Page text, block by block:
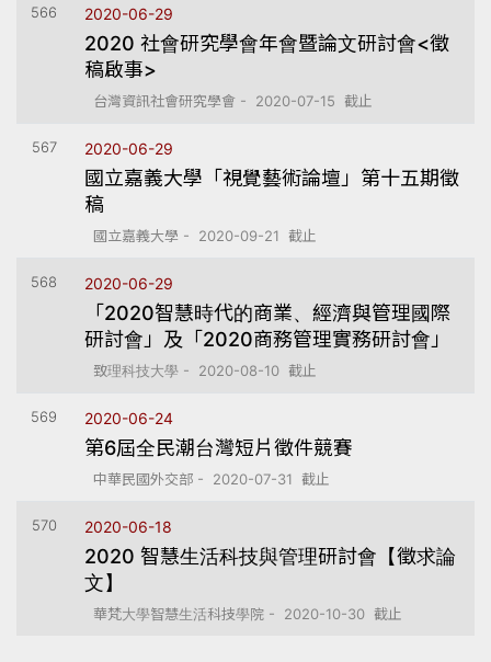
566 2020-06-29
2020 社會研究學會年會暨論文研討會<徵
稿啟事>
台灣資訊社會研究學會 - 2020-07-15 截止
567 2020-06-29
國立嘉義大學「視覺藝術論壇」第十五期徵
稿
國立嘉義大學 - 2020-09-21 截止
568 2020-06-29
「2020智慧時代的商業、經濟與管理國際
研討會」及「2020商務管理實務研討會」
致理科技大學 - 2020-08-10 截止
569 2020-06-24
第6屆全民潮台灣短片徵件競賽
中華民國外交部 - 2020-07-31 截止
570 2020-06-18
2020 智慧生活科技與管理研討會【徵求論
文】
華梵大學智慧生活科技學院 - 2020-10-30 截止